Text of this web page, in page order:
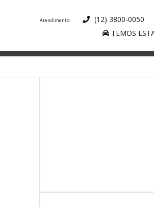
(12) 3800-0050
TEMOS